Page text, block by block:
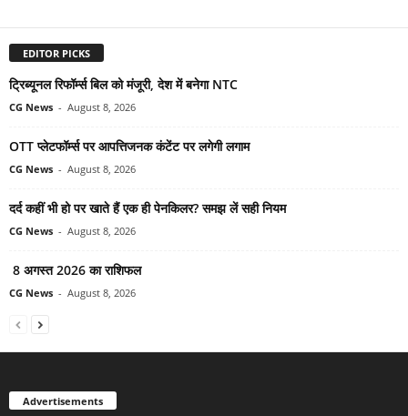
EDITOR PICKS
ट्रिब्यूनल रिफॉर्म्स बिल को मंजूरी, देश में बनेगा NTC
CG News - August 8, 2026
OTT प्लेटफॉर्म्स पर आपत्तिजनक कंटेंट पर लगेगी लगाम
CG News - August 8, 2026
दर्द कहीं भी हो पर खाते हैं एक ही पेनकिलर? समझ लें सही नियम
CG News - August 8, 2026
8 अगस्त 2026 का राशिफल
CG News - August 8, 2026
Advertisements